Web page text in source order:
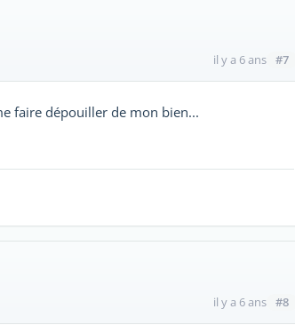
il y a 6 ans #7
faire dépouiller de mon bien...
il y a 6 ans #8